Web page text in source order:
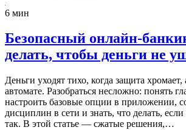
6 мин
Безопасный онлайн-
делать, чтобы деньги не
Деньги уходят тихо, когда защита
автомате. Разобраться несложно: понять
настроить базовые опции в приложении,
дисциплин в сети и знать, что делать,
так. В этой статье — сжатые решения,…